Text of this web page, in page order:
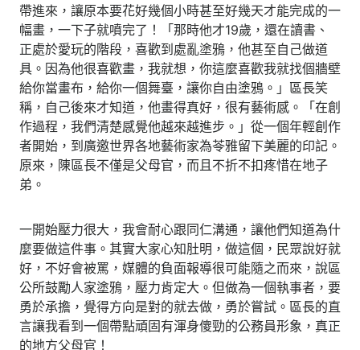
帶進來，讓原本要花好幾個小時甚至好幾天才能完成的一
幅畫，一下子就噴完了！「那時他才19歲，還在讀書、
正處於愛玩的階段，喜歡到處亂塗鴉，他甚至自己做道
具。因為他很喜歡畫，我就想，你這麼喜歡我就找個牆壁
給你當畫布，給你一個舞臺，讓你自由塗鴉。」區長笑
稱，自己後來才知道，他畫得真好，很有藝術感。「在創
作過程，我們清楚感覺他越來越進步。」從一個年輕創作
者開始，到廣邀世界各地藝術家為苓雅留下美麗的印記。
原來，陳區長不僅是父母官，而且不折不扣疼惜在地子
弟。
一開始壓力很大，我會耐心跟同仁溝通，讓他們知道為什
麼要做這件事。其實大家心知肚明，做這個，民眾說好就
好，不好會被罵，媒體的負面報導很可能隨之而來，說區
公所鼓勵人家塗鴉，壓力肯定大。但做為一個執事者，要
勇於承擔，覺得方向是對的就去做，勇於嘗試。區長的直
言讓我看到一個帶點頑固有渾身傻勁的公務員形象，真正
的地方父母官！